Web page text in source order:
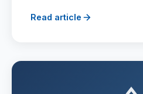
Read article